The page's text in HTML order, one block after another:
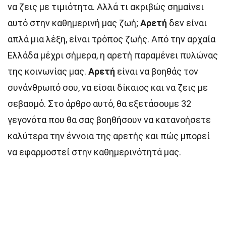
να ζεις με τιμιότητα. Αλλά τι ακριβώς σημαίνει
αυτό στην καθημερινή μας ζωή; Αρετή δεν είναι
απλά μια λέξη, είναι τρόπος ζωής. Από την αρχαία
Ελλάδα μέχρι σήμερα, η αρετή παραμένει πυλώνας
της κοινωνίας μας. Αρετή είναι να βοηθάς τον
συνάνθρωπό σου, να είσαι δίκαιος και να ζεις με
σεβασμό. Στο άρθρο αυτό, θα εξετάσουμε 32
γεγονότα που θα σας βοηθήσουν να κατανοήσετε
καλύτερα την έννοια της αρετής και πώς μπορεί
να εφαρμοστεί στην καθημερινότητά μας.